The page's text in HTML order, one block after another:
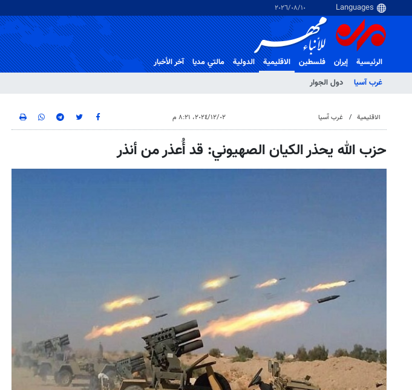
١٠‏/٠٨‏/٢٠٢٦
الرئيسية إيران فلسطین
الاقلیمیة
غرب آسیا
دول الجوار
الدولية مالتي مدیا آخر الأخبار
الاقلیمیة غرب آسیا ٠٢‏/١٢‏/٢٠٢٤، ٨:٢١ م
حزب الله يحذر الكيان الصهيوني: قد أُعذر من أنذر